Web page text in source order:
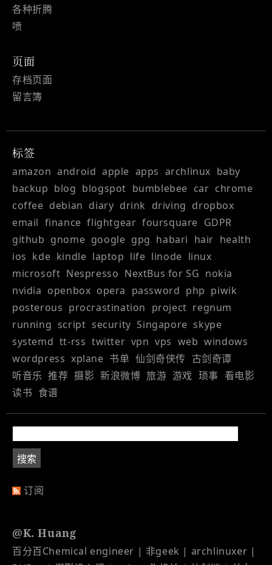
各种折腾
喷
页面
存档页面
留言簿
标签
amazon android apple apps archlinux baby
backup blog blogspot bumblebee car chrome
coffee debian diary drink driving dropbox
email finance flightgear foursquare GDPR
github gnome google gpg habari hair health
ios kde kindle laptop life linode linux
microsoft Nespresso NextBus for SG nokia
nvidia openbox opera password php piwik
posterous procrastination project regnum
running script security Singapore skype
systemd tt-rss twitter vpn vps web windows
wordpress xplane 书单 仙剑奇侠传 古剑奇谭
听音乐 推荐 摄影 新浪微博 旅游 游戏 琐事 看电影
读书 食谱
订阅
@K. Huang
百分百Chemical engineer | 非geek | archlinuxer |